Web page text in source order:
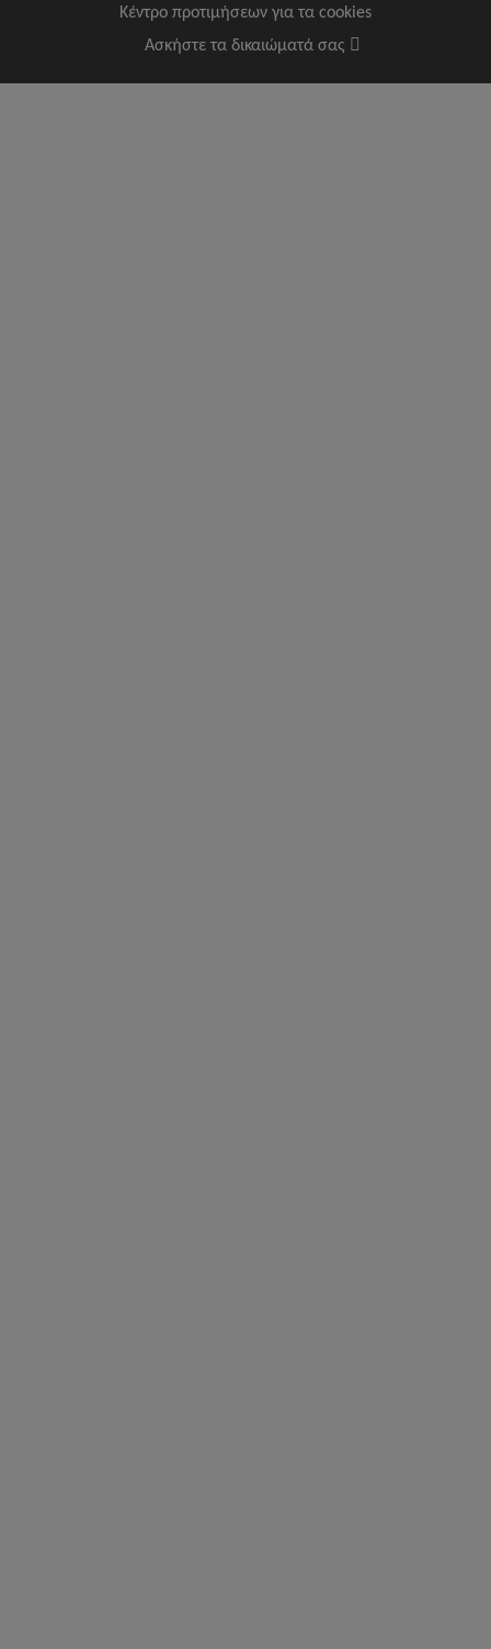
Κέντρο προτιμήσεων για τα cookies
Ασκήστε τα δικαιώματά σας